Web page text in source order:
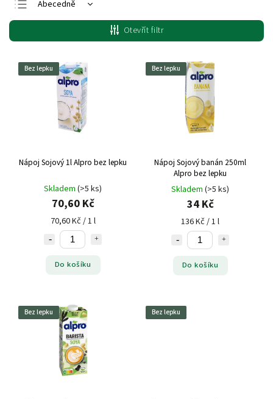
Abecedně
Nejlevnější
Nejdražší
Nejprodávanější
Otevřít filtr
Bez lepku
Nápoj Sojový 1l Alpro bez lepku
Skladem (>5 ks)
70,60 Kč
70,60 Kč / 1 l
Do košíku
Bez lepku
Nápoj Sojový banán 250ml
Alpro bez lepku
Skladem (>5 ks)
34 Kč
136 Kč / 1 l
Do košíku
Bez lepku Bez lepku